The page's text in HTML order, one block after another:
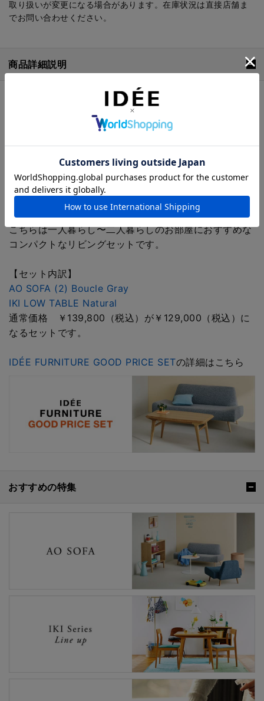
取り扱いが変更になる場合があります。在庫状況は直接店舗ま
でお問い合わせください。
商品詳細説明
イデーで人気の家具を組み合わせた IDÉE FURNITURE
「どんな家具を選べばいいのか分からない」「組み合わ
です。実際に人気の高い組み合わせをもとに、コーディ
ネートのプロがバランスを考えて設計した、はじめての
家具選びにも取り入れやすいセット。
通常合計価格よりお得なセット特別価格でお求めいただ
けます。
こちらは一人暮らし〜二人暮らしのお部屋におすすめな
コンパクトなリビングセットです。
【セット内訳】
AO SOFA (2) Boucle Gray
IKI LOW TABLE Natural
通常価格 ￥139,800（税込）が￥129,000（税込）に
なるセットです。
IDÉE FURNITURE GOOD PRICE SETの詳細はこちら
おすすめの特集